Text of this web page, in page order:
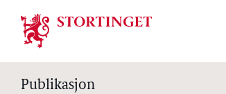
Stortinget.no
Publikasjon